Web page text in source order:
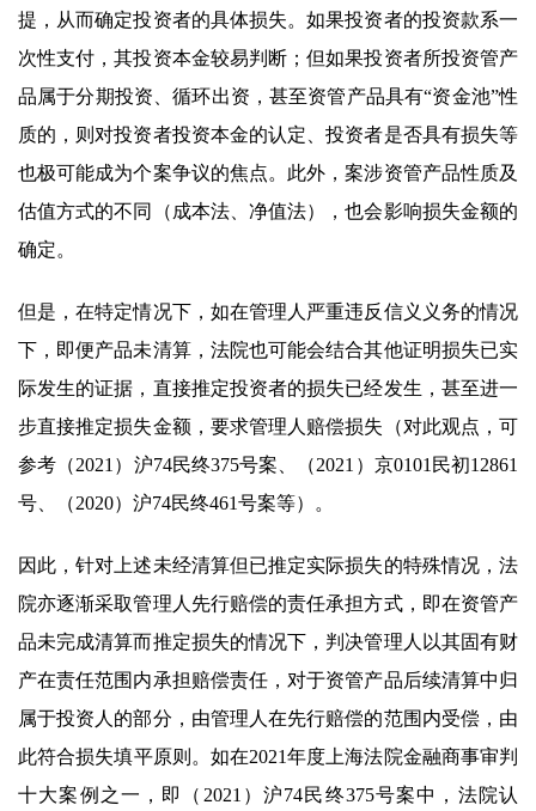
提，从而确定投资者的具体损失。如果投资者的投资款系一
次性支付，其投资本金较易判断；但如果投资者所投资管产
品属于分期投资、循环出资，甚至资管产品具有“资金池”性
质的，则对投资者投资本金的认定、投资者是否具有损失等
也极可能成为个案争议的焦点。此外，案涉资管产品性质及
估值方式的不同（成本法、净值法），也会影响损失金额的
确定。
但是，在特定情况下，如在管理人严重违反信义义务的情况
下，即便产品未清算，法院也可能会结合其他证明损失已实
际发生的证据，直接推定投资者的损失已经发生，甚至进一
步直接推定损失金额，要求管理人赔偿损失（对此观点，可
参考（2021）沪74民终375号案、（2021）京0101民初12861
号、（2020）沪74民终461号案等）。
因此，针对上述未经清算但已推定实际损失的特殊情况，法
院亦逐渐采取管理人先行赔偿的责任承担方式，即在资管产
品未完成清算而推定损失的情况下，判决管理人以其固有财
产在责任范围内承担赔偿责任，对于资管产品后续清算中归
属于投资人的部分，由管理人在先行赔偿的范围内受偿，由
此符合损失填平原则。如在2021年度上海法院金融商事审判
十大案例之一，即（2021）沪74民终375号案中，法院认